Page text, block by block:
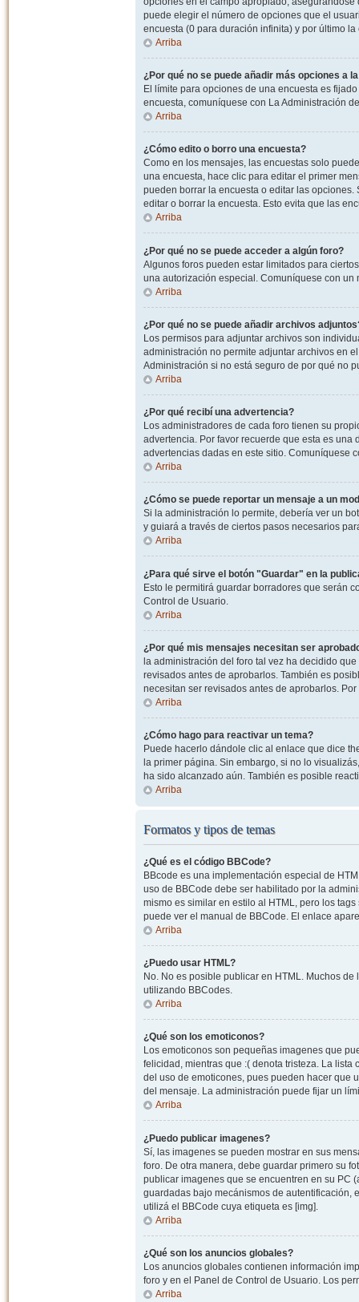
puede elegir el número de opciones que el
encuesta (0 para duración infinita) y por último
Arriba
¿Por qué no se puede añadir más opciones a
El límite para opciones de una encuesta es
encuesta, comuníquese con La Administración
Arriba
¿Cómo edito o borro una encuesta?
Como en los mensajes, las encuestas solo
una encuesta, hace clic para editar el primer
pueden borrar la encuesta o editar las
editar o borrar la encuesta. Esto evita que las
Arriba
¿Por qué no se puede acceder a algún foro?
Algunos foros pueden estar limitados para
una autorización especial. Comuníquese con
Arriba
¿Por qué no se puede añadir archivos
Los permisos para adjuntar archivos son
administración no permite adjuntar archivos en
Administración si no está seguro de por qué no
Arriba
¿Por qué recibí una advertencia?
Los administradores de cada foro tienen su
advertencia. Por favor recuerde que esta es
advertencias dadas en este sitio. Comuníquese
Arriba
¿Cómo se puede reportar un mensaje a un
Si la administración lo permite, debería ver un
y guiará a través de ciertos pasos necesarios
Arriba
¿Para qué sirve el botón "Guardar" en la
Esto le permitirá guardar borradores que serán
Control de Usuario.
Arriba
¿Por qué mis mensajes necesitan ser
la administración del foro tal vez ha decidido
revisados antes de aprobarlos. También es
necesitan ser revisados antes de aprobarlos.
Arriba
¿Cómo hago para reactivar un tema?
Puede hacerlo dándole clic al enlace que dice
la primer página. Sin embargo, si no lo
ha sido alcanzado aún. También es posible
Arriba
Formatos y tipos de temas
¿Qué es el código BBCode?
BBcode es una implementación especial de
uso de BBCode debe ser habilitado por la
mismo es similar en estilo al HTML, pero los
puede ver el manual de BBCode. El enlace
Arriba
¿Puedo usar HTML?
No. No es posible publicar en HTML. Muchos
utilizando BBCodes.
Arriba
¿Qué son los emoticonos?
Los emoticonos son pequeñas imagenes que
felicidad, mientras que :( denota tristeza. La
del uso de emoticones, pues pueden hacer que
del mensaje. La administración puede fijar un
Arriba
¿Puedo publicar imagenes?
Sí, las imagenes se pueden mostrar en sus
foro. De otra manera, debe guardar primero su
publicar imagenes que se encuentren en su PC
guardadas bajo mecánismos de autentificación,
utilizá el BBCode cuya etiqueta es [img].
Arriba
¿Qué son los anuncios globales?
Los anuncios globales contienen información
foro y en el Panel de Control de Usuario. Los
Arriba